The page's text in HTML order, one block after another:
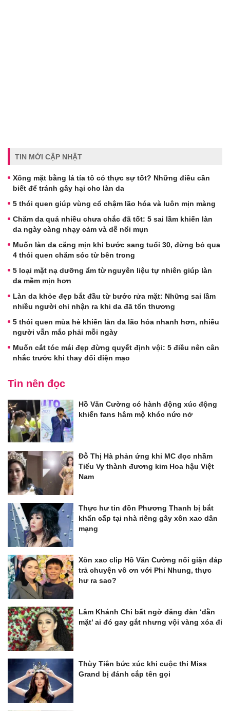
TIN MỚI CẬP NHẬT
Xông mặt bằng lá tía tô có thực sự tốt? Những điều cần
biết để tránh gây hại cho làn da
5 thói quen giúp vùng cổ chậm lão hóa và luôn mịn màng
Chăm da quá nhiều chưa chắc đã tốt: 5 sai lầm khiến làn
da ngày càng nhạy cảm và dễ nổi mụn
Muốn làn da căng mịn khi bước sang tuổi 30, đừng bỏ qua
4 thói quen chăm sóc từ bên trong
5 loại mặt nạ dưỡng ẩm từ nguyên liệu tự nhiên giúp làn
da mềm mịn hơn
Làn da khỏe đẹp bắt đầu từ bước rửa mặt: Những sai lầm
nhiều người chỉ nhận ra khi da đã tổn thương
5 thói quen mùa hè khiến làn da lão hóa nhanh hơn, nhiều
người vẫn mắc phải mỗi ngày
Muốn cắt tóc mái đẹp đừng quyết định vội: 5 điều nên cân
nhắc trước khi thay đổi diện mạo
Tin nên đọc
Hồ Văn Cường có hành động xúc động
khiến fans hâm mộ khóc nức nở
Đỗ Thị Hà phản ứng khi MC đọc nhầm
Tiểu Vy thành đương kim Hoa hậu Việt
Nam
Thực hư tin đồn Phương Thanh bị bắt
khẩn cấp tại nhà riêng gây xôn xao dân
mạng
Xôn xao clip Hồ Văn Cường nổi giận đáp
trả chuyện vô ơn với Phi Nhung, thực
hư ra sao?
Lâm Khánh Chi bất ngờ đăng đàn ‘dằn
mặt’ ai đó gay gắt nhưng vội vàng xóa đi
Thùy Tiên bức xúc khi cuộc thi Miss
Grand bị đánh cắp tên gọi